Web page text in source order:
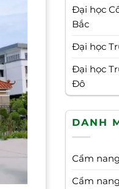
Đại học
Bắc
Đại học
Đại học
Đô
DANH
Cẩm
Cẩm